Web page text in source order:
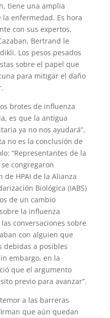
tiene una amplia
enfermedad. Es hora
con sus expertos,
Bertrand le
Los pesos pesados
sobre el papel que
para mitigar el daño
brotes de influenza
es que la antigua
ya no nos ayudará”,
no es la conclusión de
“Representantes de la
congregaron
HPAI de la Alianza
Biológica (IABS)
de un cambio
la influenza
conversaciones sobre
con alguien que
debidas a posibles
embargo, en la
que el argumento
previo para avanzar”.
a las barreras
que aún quedan